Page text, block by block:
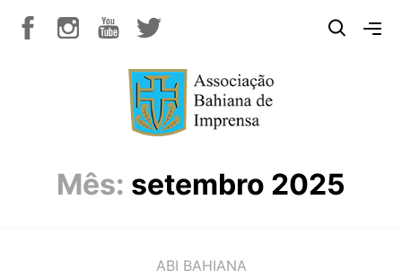
Mês: setembro 2025
ABI BAHIANA